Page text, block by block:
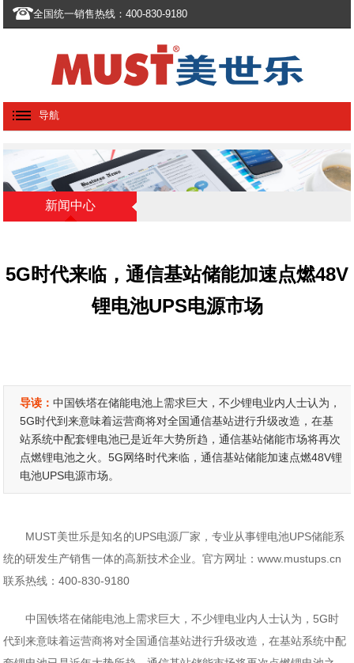
全国统一销售热线：400-830-9180
导航
新闻中心
5G时代来临，通信基站储能加速点燃48V
锂电池UPS电源市场
导读：中国铁塔在储能电池上需求巨大，不少锂电业内人士认为，
5G时代到来意味着运营商将对全国通信基站进行升级改造，在基
站系统中配套锂电池已是近年大势所趋，通信基站储能市场将再次
点燃锂电池之火。5G网络时代来临，通信基站储能加速点燃48V锂
电池UPS电源市场。
MUST美世乐是知名的UPS电源厂家，专业从事锂电池UPS储能系
统的研发生产销售一体的高新技术企业。官方网址：www.mustups.cn
联系热线：400-830-9180
中国铁塔在储能电池上需求巨大，不少锂电业内人士认为，5G时
代到来意味着运营商将对全国通信基站进行升级改造，在基站系统中配